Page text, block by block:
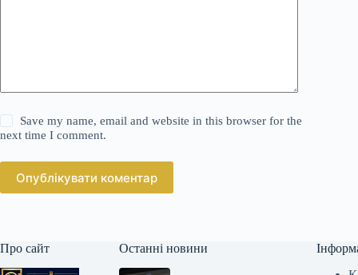
Save my name, email and website in this browser for the
next time I comment.
Опублікувати коментар
Про сайт Останні новини